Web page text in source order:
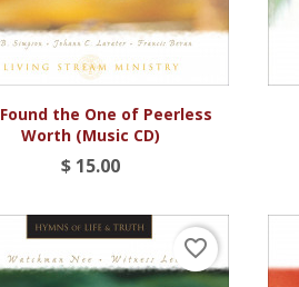
Vista rápida
the One of Peerless
Worth (Music CD)
$ 15.00
favorite_border